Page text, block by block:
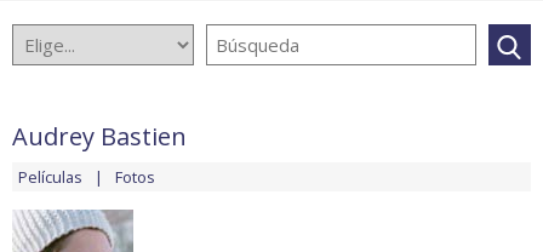
Audrey Bastien
Películas Fotos